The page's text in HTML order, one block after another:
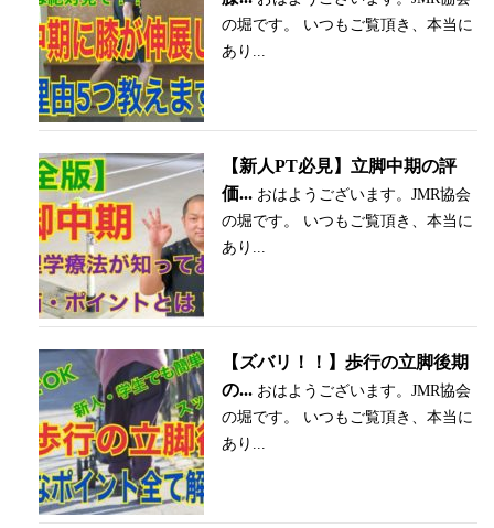
の堀です。 いつもご覧頂き、本当に
あり...
【新人PT必見】立脚中期の評
価... おはようございます。JMR協会
の堀です。 いつもご覧頂き、本当に
あり...
【ズバリ！！】歩行の立脚後期
の... おはようございます。JMR協会
の堀です。 いつもご覧頂き、本当に
あり...